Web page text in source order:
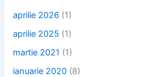
aprilie 2026 (1)
aprilie 2025 (1)
martie 2021 (1)
ianuarie 2020 (8)